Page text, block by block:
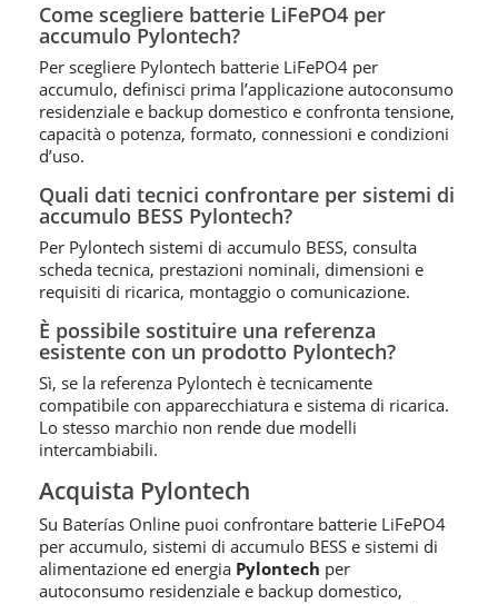
Come scegliere batterie LiFePO4 per
accumulo Pylontech?
Per scegliere Pylontech batterie LiFePO4 per
accumulo, definisci prima l’applicazione autoconsumo
residenziale e backup domestico e confronta tensione,
capacità o potenza, formato, connessioni e condizioni
d’uso.
Quali dati tecnici confrontare per sistemi di
accumulo BESS Pylontech?
Per Pylontech sistemi di accumulo BESS, consulta
scheda tecnica, prestazioni nominali, dimensioni e
requisiti di ricarica, montaggio o comunicazione.
È possibile sostituire una referenza
esistente con un prodotto Pylontech?
Sì, se la referenza Pylontech è tecnicamente
compatibile con apparecchiatura e sistema di ricarica.
Lo stesso marchio non rende due modelli
intercambiabili.
Acquista Pylontech
Su Baterías Online puoi confrontare batterie LiFePO4
per accumulo, sistemi di accumulo BESS e sistemi di
alimentazione ed energia Pylontech per
autoconsumo residenziale e backup domestico,